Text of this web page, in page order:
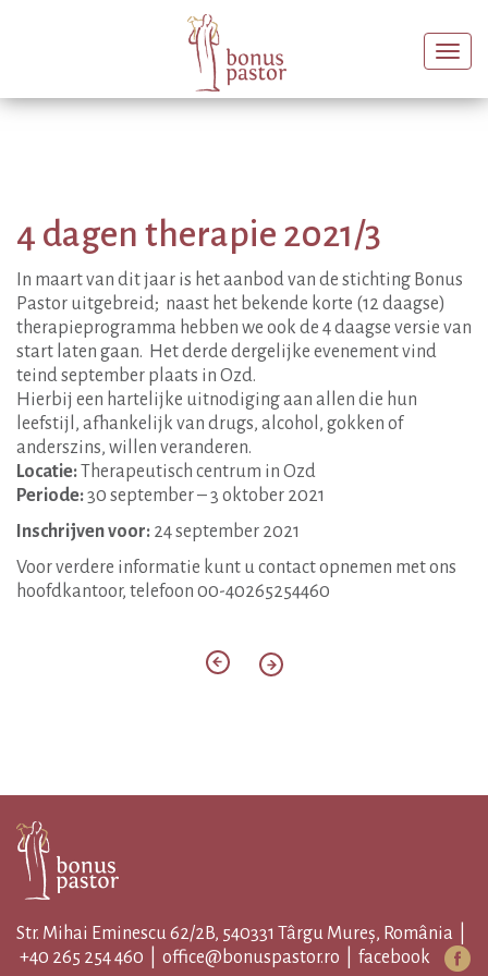
4 dagen therapie 2021/3
In maart van dit jaar is het aanbod van de stichting Bonus
Pastor uitgebreid; naast het bekende korte (12 daagse)
therapieprogramma hebben we ook de 4 daagse versie van
start laten gaan. Het derde dergelijke evenement vind
teind september plaats in Ozd.
Hierbij een hartelijke uitnodiging aan allen die hun
leefstijl, afhankelijk van drugs, alcohol, gokken of
anderszins, willen veranderen.
Locatie:Therapeutisch centrum in Ozd
Periode:30 september – 3 oktober 2021
Inschrijven voor: 24 september 2021
Voor verdere informatie kunt u contact opnemen met ons
hoofdkantoor, telefoon 00-40265254460
Str. Mihai Eminescu 62/2B, 540331 Târgu Mureș, România |
+40 265 254 460
office@bonuspastor.ro facebook